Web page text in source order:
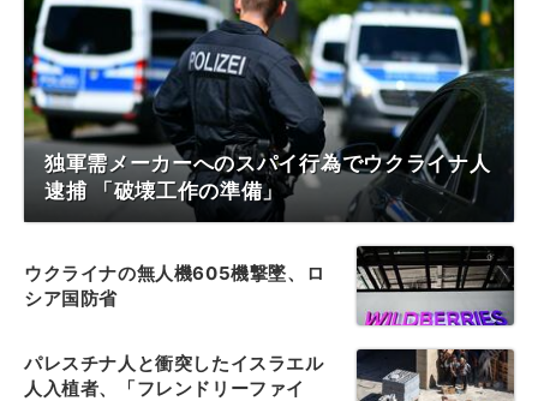
独軍需メーカーへのスパイ行為でウクライナ人
逮捕 「破壊工作の準備」
ウクライナの無人機605機撃墜、ロ
シア国防省
パレスチナ人と衝突したイスラエル
人入植者、「フレンドリーファイ